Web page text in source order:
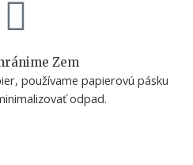
Zem
používame papierovú pásku
odpad.